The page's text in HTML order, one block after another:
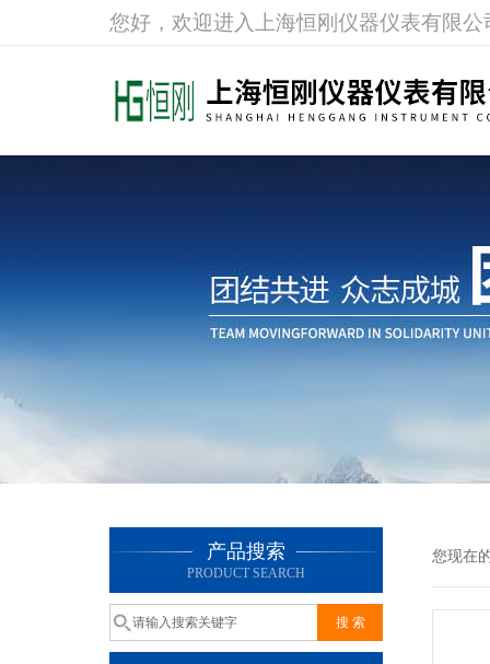
您好，欢迎进入上海恒刚仪器仪表有限公
产品搜索
PRODUCT SEARCH
您现在